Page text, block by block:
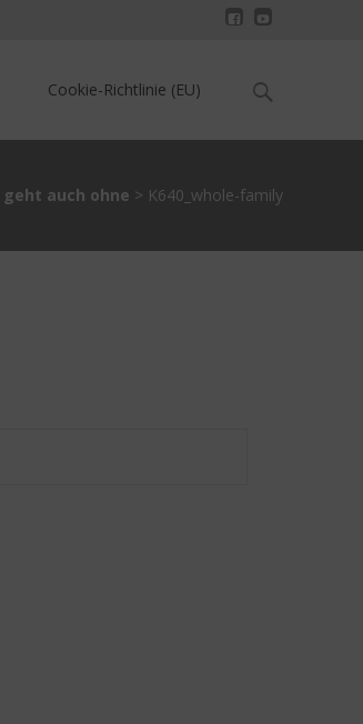
Cookie-Richtlinie (EU)
Search
geht auch ohne > K640_whole-family